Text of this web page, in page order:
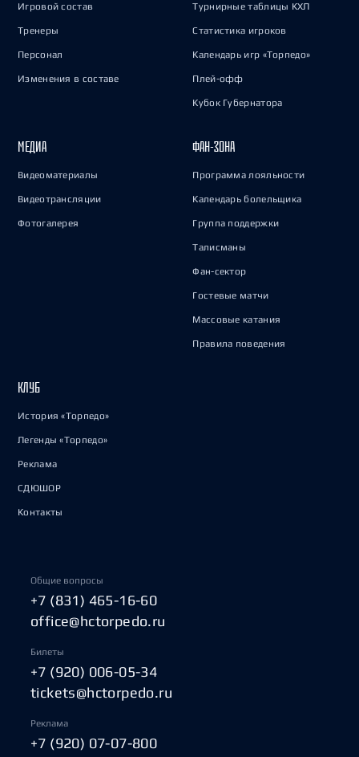
Игровой состав
Тренеры
Персонал
Изменения в составе
Турнирные таблицы КХЛ
Статистика игроков
Календарь игр «Торпедо»
Плей-офф
Кубок Губернатора
МЕДИА
Видеоматериалы
Видеотрансляции
Фотогалерея
ФАН-ЗОНА
Программа лояльности
Календарь болельщика
Группа поддержки
Талисманы
Фан-сектор
Гостевые матчи
Массовые катания
Правила поведения
КЛУБ
История «Торпедо»
Легенды «Торпедо»
Реклама
СДЮШОР
Контакты
Общие вопросы
+7 (831) 465-16-60
office@hctorpedo.ru
Билеты
+7 (920) 006-05-34
tickets@hctorpedo.ru
Реклама
+7 (920) 07-07-800